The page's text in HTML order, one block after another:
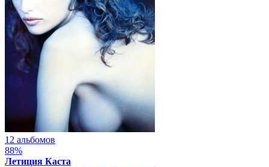
12 альбомов
88%
Летиция Каста